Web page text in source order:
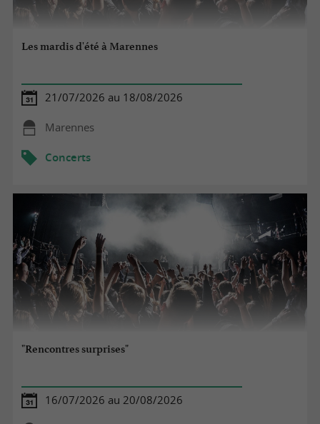
Les mardis d'été à Marennes
21/07/2026 au 18/08/2026
Marennes
Concerts
"Rencontres surprises"
16/07/2026 au 20/08/2026